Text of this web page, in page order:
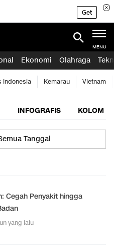
Get
MENU
Ekonomi Olahraga
Indonesia Kemarau Vietnam
INFOGRAFIS KOLOM
Cegah Penyakit hingga
yang lalu